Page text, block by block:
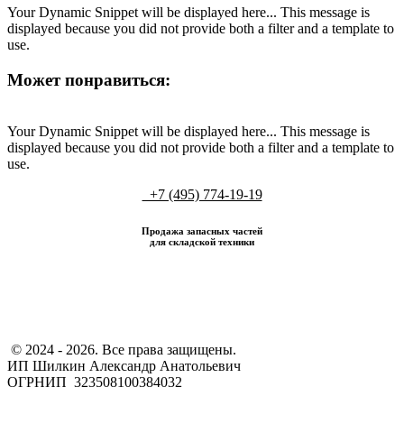
Your Dynamic Snippet will be displayed here... This message is
displayed because you did not provide both a filter and a template to
use.
Может понравиться:
Your Dynamic Snippet will be displayed here... This message is
displayed because you did not provide both a filter and a template to
use.
+7 (495) 774-19-19
Продажа запасных частей
для складской техники
​ © 2024 - 2026. Все права защищены.
ИП Шилкин Александр Анатольевич
ОГРНИП 323508100384032